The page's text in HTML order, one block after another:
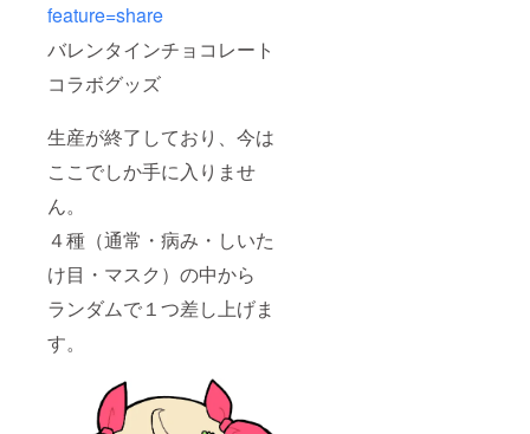
feature=share
バレンタインチョコレート
コラボグッズ
生産が終了しており、今は
ここでしか手に入りませ
ん。
４種（通常・病み・しいた
け目・マスク）の中から
ランダムで１つ差し上げま
す。